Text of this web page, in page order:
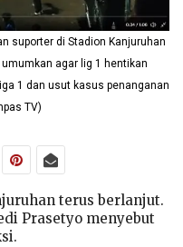
suporter di Stadion Kanjuruhan
agar lig 1 hentikan
1 dan usut kasus penanganan
TV)
terus berlanjut.
Prasetyo menyebut